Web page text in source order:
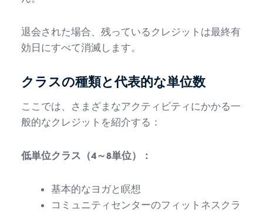
退会された場合、残っているクレジットは最終有
効日にすべて消滅します。
クラスの種類と代表的な単位数
ここでは、さまざまなアクティビティにかかる一
般的なクレジットを紹介する：
低単位クラス（4～8単位）：
基本的なヨガと瞑想
コミュニティセンターのフィットネスクラ